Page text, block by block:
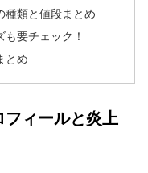
種類と値段まとめ
要チェック！
とめ
フィールと炎上